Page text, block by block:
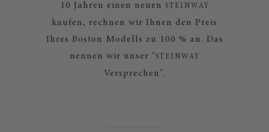
10 Jahren einen neuen
STEINWAY
kaufen, rechnen wir Ihnen den Preis
Ihres Boston Modells zu 100 % an. Das
nennen wir unser " STEINWAY
Versprechen".